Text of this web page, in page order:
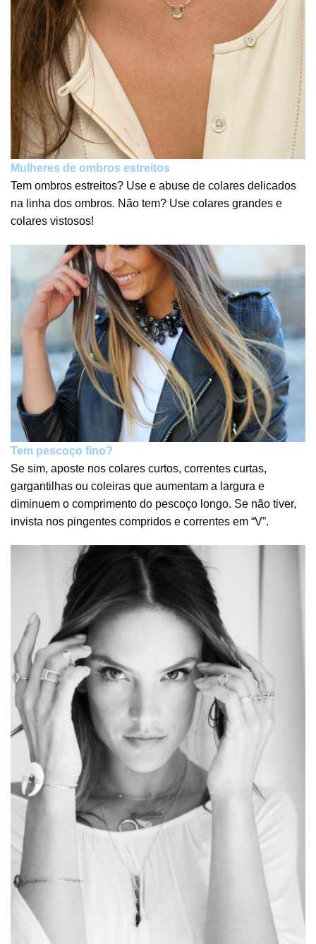
Mulheres de ombros estreitos
Tem ombros estreitos? Use e abuse de colares delicados
na linha dos ombros. Não tem? Use colares grandes e
colares vistosos!
Tem pescoço fino?
Se sim, aposte nos colares curtos, correntes curtas,
gargantilhas ou coleiras que aumentam a largura e
diminuem o comprimento do pescoço longo. Se não tiver,
invista nos pingentes compridos e correntes em “V”.